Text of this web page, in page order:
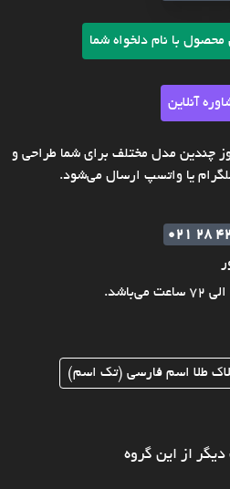
با نام دلخواه شما
آنلاین
چندین مدل مختلف برای شما طراحی و
یا واتسپ ارسال می‌شود.
021 28
طلا اسم فارسی (تک اسم)
از این گروه